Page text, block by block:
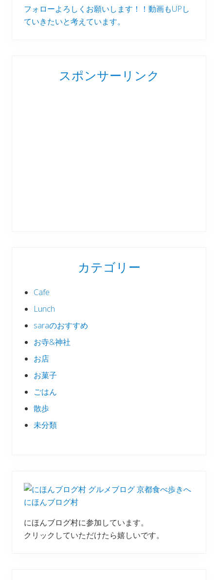
フォローよろしくお願いします！！動画もUPし
ていきたいと考えています。
スポンサーリンク
カテゴリー
Cafe
Lunch
saraのおすすめ
お寺&神社
お店
お菓子
ごはん
散歩
未分類
にほんブログ村
にほんブログ村に参加しています。
クリックしていただけたら嬉しいです。